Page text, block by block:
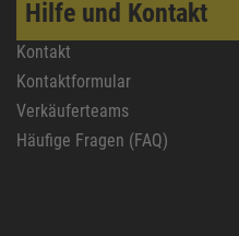
Hilfe und Kontakt
Kontakt
Kontaktformular
Verkäuferteams
Häufige Fragen (FAQ)